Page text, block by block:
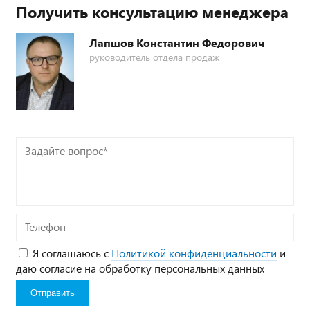
Получить консультацию менеджера
Лапшов Константин Федорович
руководитель отдела продаж
Задайте
Телефон
Я соглашаюсь с Политикой конфиденциальности и
даю согласие на обработку персональных данных